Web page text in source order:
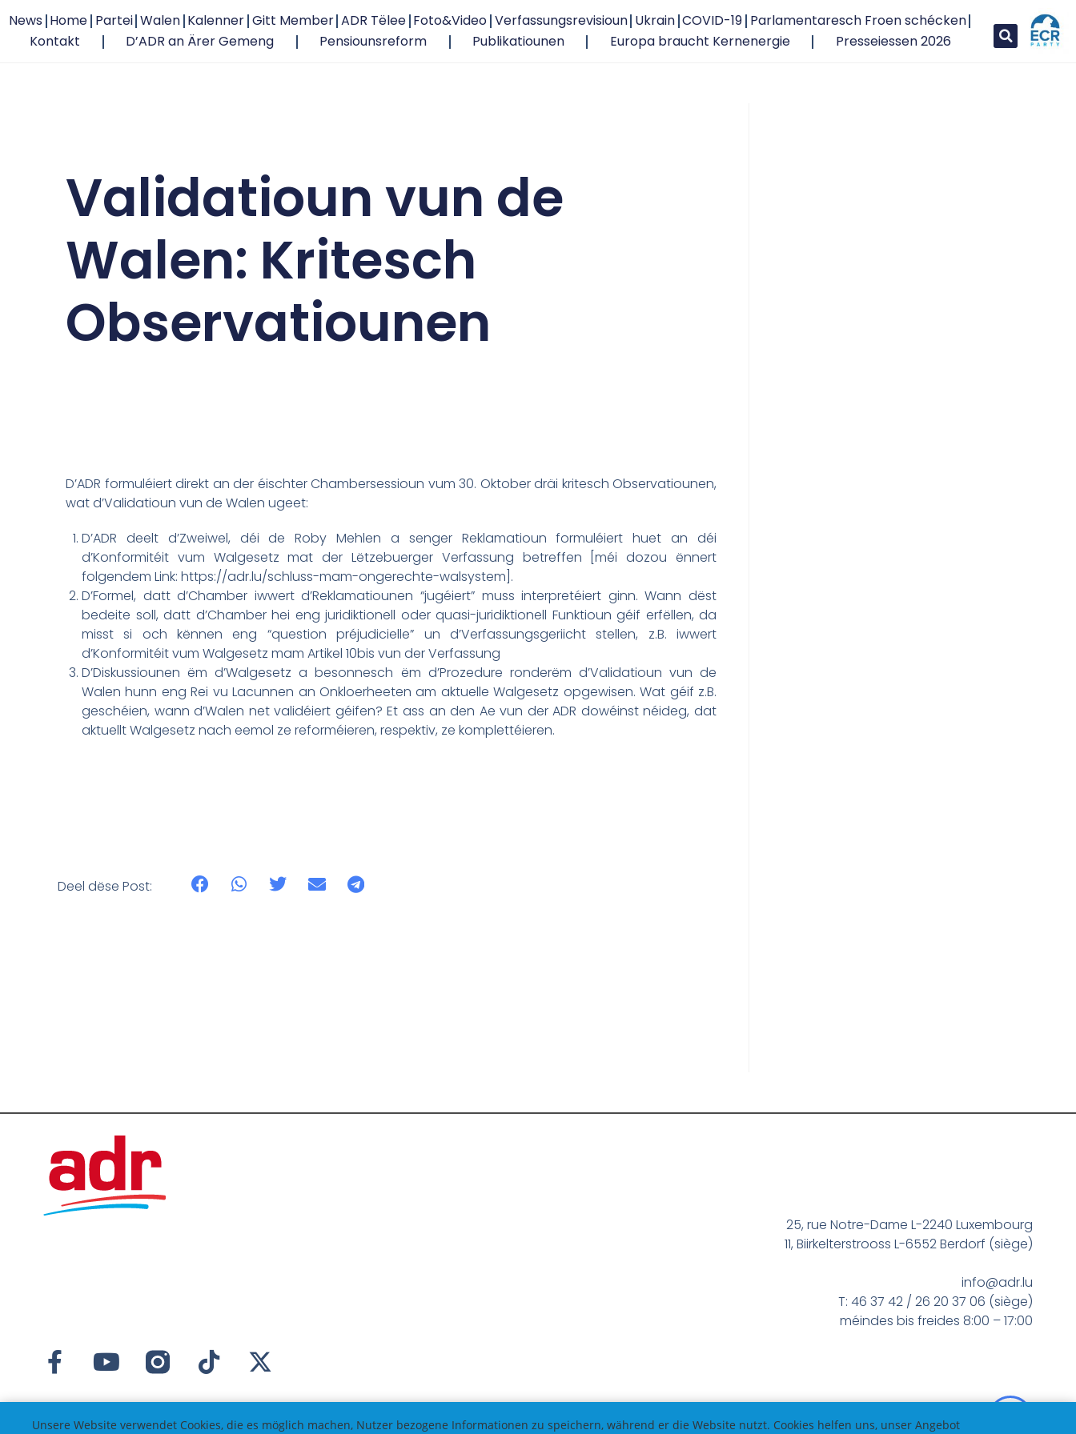
News Home Partei Walen Kalenner Gitt Member ADR Tëlee Foto&Video Verfassungsrevisioun Ukrain COVID-19 Parlamentaresch Froen schécken
Kontakt
D’ADR an Ärer Gemeng Pensiounsreform Publikatiounen Europa braucht Kernenergie Presseiessen 2026
Validatioun vun de
Walen: Kritesch
Observatiounen
D’ADR formuléiert direkt an der éischter Chambersessioun vum 30. Oktober dräi kritesch Observatiounen,
wat d’Validatioun vun de Walen ugeet:
D’ADR deelt d’Zweiwel, déi de Roby Mehlen a senger Reklamatioun formuléiert huet an déi
d’Konformitéit vum Walgesetz mat der Lëtzebuerger Verfassung betreffen [méi dozou ënnert
folgendem Link: https://adr.lu/schluss-mam-ongerechte-walsystem].
D’Formel, datt d’Chamber iwwert d’Reklamatiounen “jugéiert” muss interpretéiert ginn. Wann dëst
bedeite soll, datt d’Chamber hei eng juridiktionell oder quasi-juridiktionell Funktioun géif erfëllen, da
misst si och kënnen eng “question préjudicielle” un d’Verfassungsgeriicht stellen, z.B. iwwert
d’Konformitéit vum Walgesetz mam Artikel 10bis vun der Verfassung
D’Diskussiounen ëm d’Walgesetz a besonnesch ëm d’Prozedure ronderëm d’Validatioun vun de
Walen hunn eng Rei vu Lacunnen an Onkloerheeten am aktuelle Walgesetz opgewisen. Wat géif z.B.
geschéien, wann d’Walen net validéiert géifen? Et ass an den Ae vun der ADR dowéinst néideg, dat
aktuellt Walgesetz nach eemol ze reforméieren, respektiv, ze komplettéieren.
Deel dëse Post:
25, rue Notre-Dame L-2240 Luxembourg
11, Biirkelterstrooss L-6552 Berdorf (siège)
info@adr.lu
T: 46 37 42 / 26 20 37 06 (siège)
méindes bis freides 8:00 – 17:00
Unsere Website verwendet Cookies, die es möglich machen, Nutzer bezogene Informationen zu speichern, während er die Website nutzt. Cookies helfen uns, unser Angebot